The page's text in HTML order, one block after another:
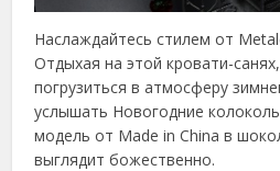
Наслаждайтесь стилем от
Отдыхая на этой кровати-
погрузиться в атмосферу
услышать Новогодние
модель от Made in China в
выглядит божественно.